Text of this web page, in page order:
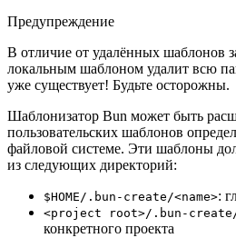
Предупреждение
В отличие от удалённых шаблонов
локальным шаблоном удалит всю
уже существует! Будьте осторожны.
Шаблонизатор Bun может быть
пользовательских шаблонов
файловой системе. Эти шаблоны
из следующих директорий:
$HOME/.bun-create/<name>:
<project root>/.bun-create/
конкретного проекта